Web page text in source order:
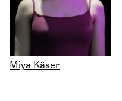
Miya Käser